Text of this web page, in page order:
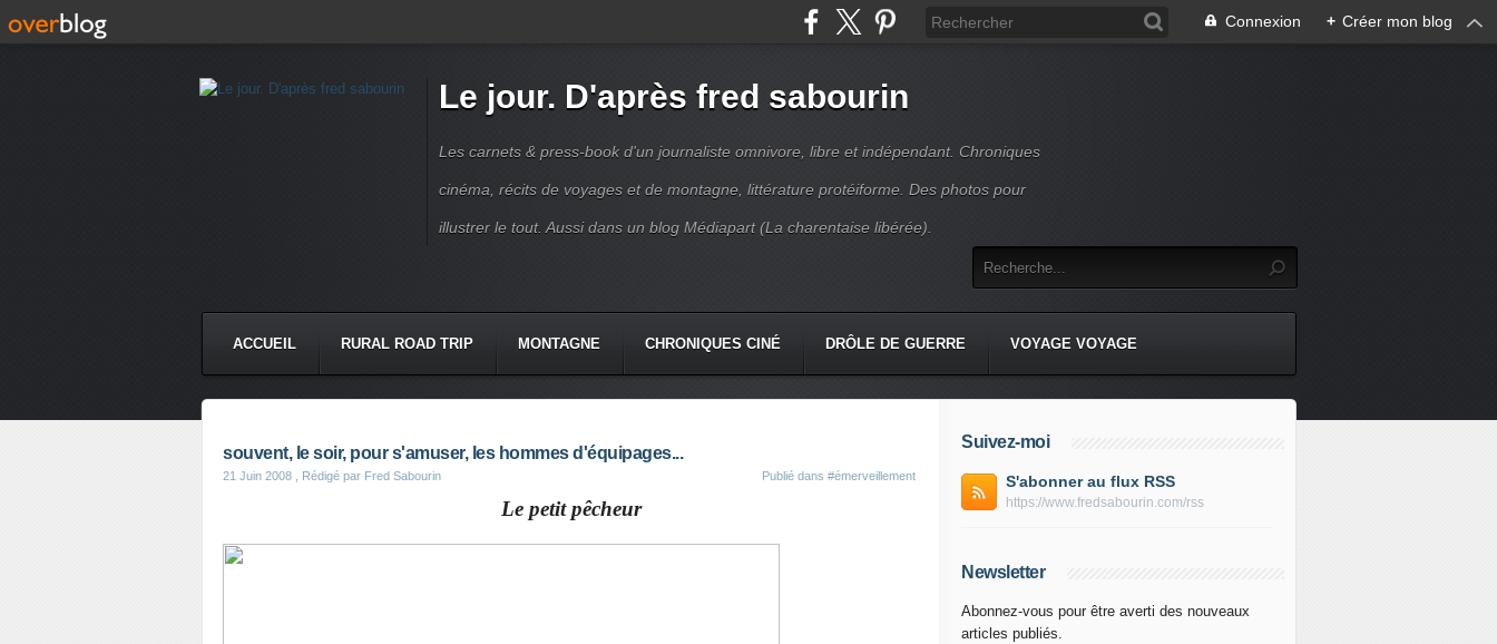
Connexion + Créer mon blog
Le jour. D'après fred sabourin
Les carnets & press-book d'un journaliste omnivore, libre et indépendant. Chroniques
cinéma, récits de voyages et de montagne, littérature protéiforme. Des photos pour
illustrer le tout. Aussi dans un blog Médiapart (La charentaise libérée).
ACCUEIL RURAL ROAD TRIP MONTAGNE CHRONIQUES CINÉ DRÔLE DE GUERRE VOYAGE VOYAGE
souvent, le soir, pour s'amuser, les hommes d'équipages...
21 Juin 2008 , Rédigé par Fred Sabourin Publié dans #émerveillement
Le petit pêcheur
Suivez-moi
S'abonner au flux RSS
https://www.fredsabourin.com/rss
Newsletter
Abonnez-vous pour être averti des nouveaux
articles publiés.